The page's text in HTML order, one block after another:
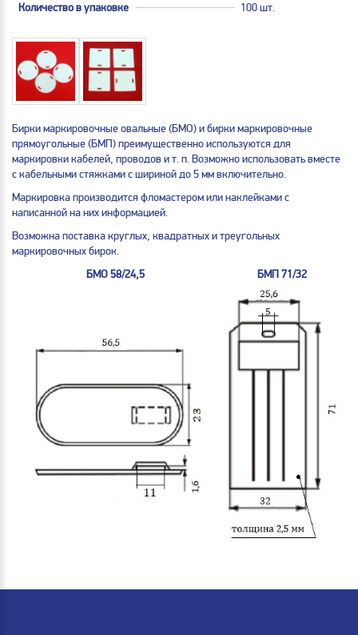
Количество в упаковке 100 шт.
Бирки маркировочные овальные (БМО) и бирки маркировочные
прямоугольные (БМП) преимущественно используются для
маркировки кабелей, проводов и т. п. Возможно использовать вместе
с кабельными стяжками с шириной до 5 мм включительно.
Маркировка производится фломастером или наклейками с
написанной на них информацией.
Возможна поставка круглых, квадратных и треугольных
маркировочных бирок.
БМО 58/24,5
БМП 71/32